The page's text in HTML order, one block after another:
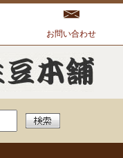
お問い合わせ